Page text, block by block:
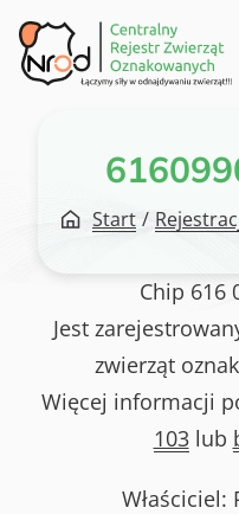
Przejdź
do
treści
Start /
Chip 616
Jest
zwierząt
Więcej informacji
103lub
Właściciel: